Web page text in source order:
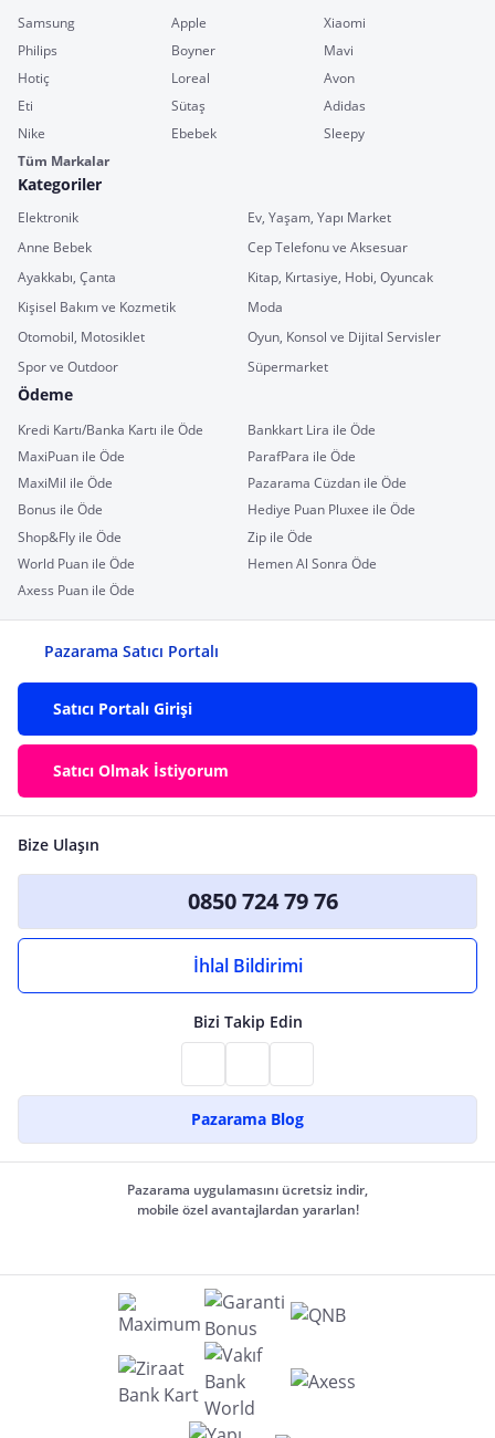
Samsung Apple
Xiaomi
Philips
Boyner
Mavi
Hotiç
Loreal
Avon
Eti
Sütaş
Adidas
Nike
Ebebek
Sleepy
Tüm Markalar
Kategoriler
Elektronik
Ev, Yaşam, Yapı Market
Anne Bebek
Cep Telefonu ve Aksesuar
Ayakkabı, Çanta
Kitap, Kırtasiye, Hobi, Oyuncak
Kişisel Bakım ve Kozmetik
Moda
Otomobil, Motosiklet
Oyun, Konsol ve Dijital Servisler
Spor ve Outdoor
Süpermarket
Ödeme
Kredi Kartı/Banka Kartı ile Öde
Bankkart Lira ile Öde
MaxiPuan ile Öde
ParafPara ile Öde
MaxiMil ile Öde
Pazarama Cüzdan ile Öde
Bonus ile Öde
Hediye Puan Pluxee ile Öde
Shop&Fly ile Öde
Zip ile Öde
World Puan ile Öde
Hemen Al Sonra Öde
Axess Puan ile Öde
Pazarama Satıcı Portalı
Satıcı Portalı Girişi
Satıcı Olmak İstiyorum
Bize Ulaşın
0850 724 79 76
İhlal Bildirimi
Bizi Takip Edin
Pazarama Blog
Pazarama uygulamasını ücretsiz indir,
mobile özel avantajlardan yararlan!